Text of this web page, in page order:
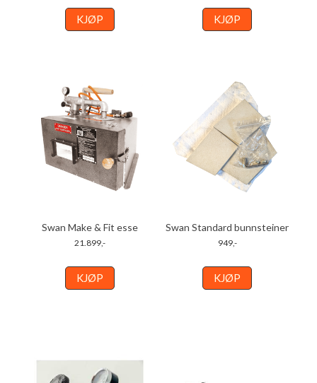
KJØP KJØP
Swan Make & Fit esse
21.899,-
KJØP
Swan Standard bunnsteiner
949,-
KJØP